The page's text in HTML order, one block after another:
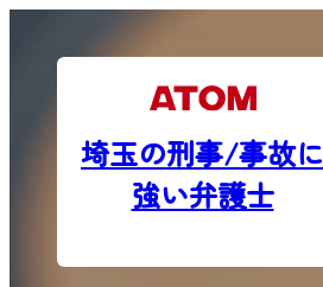
埼玉の刑事/事故に
強い弁護士